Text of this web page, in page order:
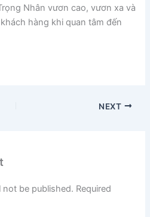
Nhân vươn cao, vươn xa và
hàng khi quan tâm đến
NEXT
not be published. Required